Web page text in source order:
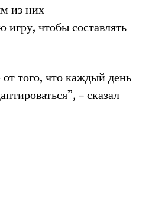
из них
игру, чтобы составлять
того, что каждый день
– сказал